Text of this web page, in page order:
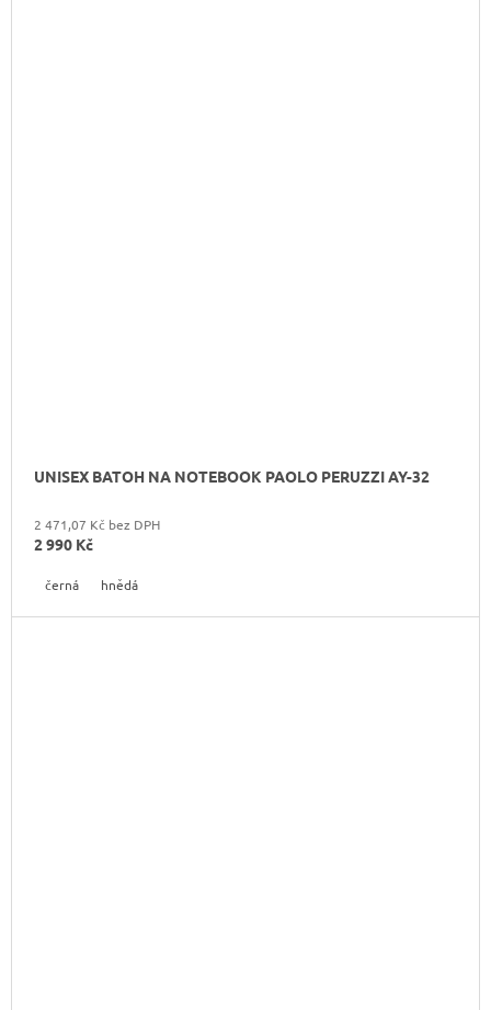
UNISEX BATOH NA NOTEBOOK PAOLO PERUZZI AY-32
2 471,07 Kč bez DPH
2 990 Kč
černá hnědá